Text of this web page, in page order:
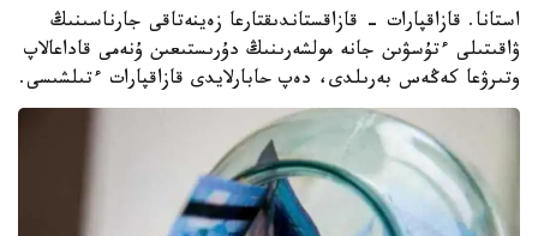
استانا. قازاقپارات - قازاقستاندىقتارعا زەينەتاقى جارناسىنىڭ
ۋاقىتىلى ءتۇسۋىن جانە مولشەرىنىڭ دۇرىستىعىن ۇنەمى قاداعالاپ
وتىرۋعا كەڭەس بەرىلدى، دەپ حابارلايدى قازاقپارات ءتىلشىسى.